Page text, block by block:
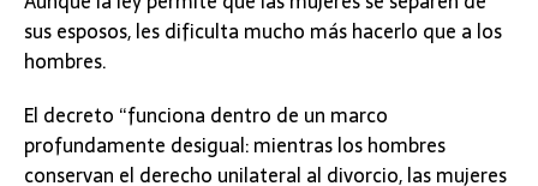
sus esposos, les dificulta mucho más hacerlo que a los
hombres.
El decreto “funciona dentro de un marco
profundamente desigual: mientras los hombres
conservan el derecho unilateral al divorcio, las mujeres